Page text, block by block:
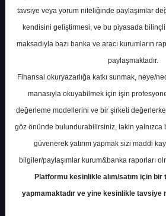
En Yüksek Tahmin
Ortalama Fiyat Tahmini
Ortalama Getiri Potansiyeli
Kurum Sayısı
20
14
Paralel
Get.
1
Üstü
4
tavsiye veya yorum niteliğinde paylaşımlar
kendisini geliştirmesi, ve bu piyasada bilinçli
maksadıyla bazı banka ve aracı kurumların
paylaşmaktadır.
Finansal okuryazarlığa katkı sunmak, neye/
manasıyla okuyabilmek için işin
değerleme modellerini ve bir şirketi
göz önünde bulundurabilirsiniz, lakin yalnızca
güvenerek yatırım yapmak sizi maddi
bilgiler/paylaşımlar kurum&banka raporları
Platformu kesinlikle alım/satım için
yapmamaktadır ve yine kesinlikle tavsiye